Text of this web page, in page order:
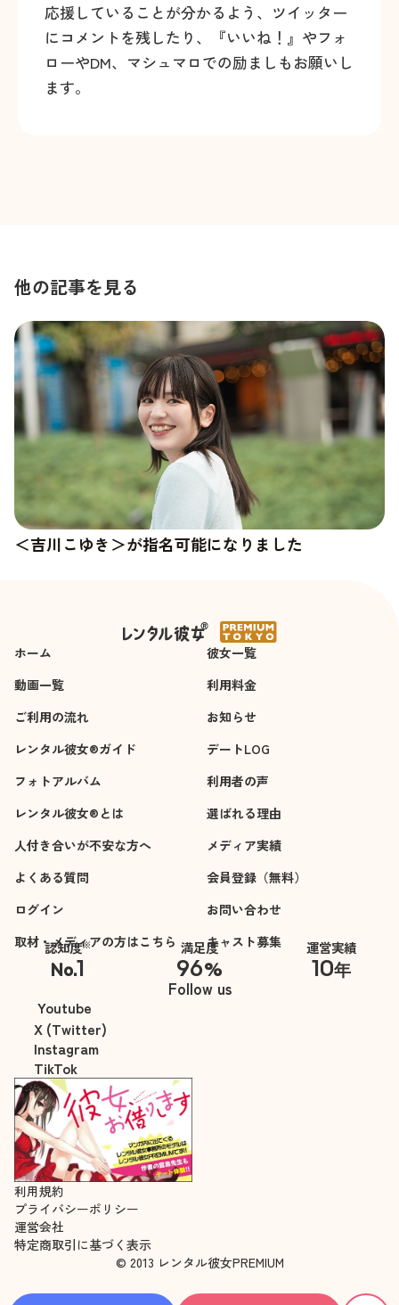
応援していることが分かるよう、ツイッター
にコメントを残したり、『いいね！』やフォ
ローやDM、マシュマロでの励ましもお願いし
ます。
他の記事を見る
＜吉川こゆき＞が指名可能になりました
ホーム
彼女一覧
動画一覧
利用料金
ご利用の流れ
お知らせ
レンタル彼女®ガイド
デートLOG
フォトアルバム
利用者の声
レンタル彼女®とは
選ばれる理由
人付き合いが不安な方へ
メディア実績
よくある質問
会員登録（無料）
ログイン
お問い合わせ
取材・メディアの方はこちら
キャスト募集
認知度※
No.1
※自社調べ
満足度
96%
運営実績
10年
Follow us
Youtube
X (Twitter)
Instagram
TikTok
利用規約
プライバシーポリシー
運営会社
特定商取引に基づく表示
© 2013 レンタル彼女PREMIUM